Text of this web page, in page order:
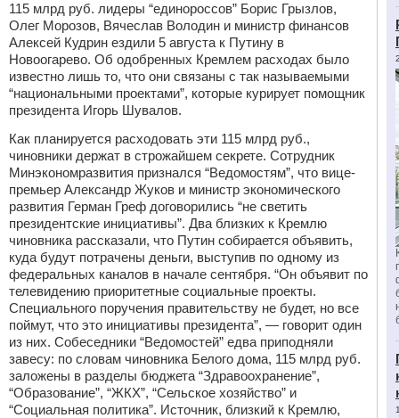
115 млрд руб. лидеры “единороссов” Борис Грызлов,
Олег Морозов, Вячеслав Володин и министр финансов
Алексей Кудрин ездили 5 августа к Путину в
Новоогарево. Об одобренных Кремлем расходах было
известно лишь то, что они связаны с так называемыми
“национальными проектами”, которые курирует помощник
президента Игорь Шувалов.
Как планируется расходовать эти 115 млрд руб.,
чиновники держат в строжайшем секрете. Сотрудник
Минэкономразвития признался “Ведомостям”, что вице-
премьер Александр Жуков и министр экономического
развития Герман Греф договорились “не светить
президентские инициативы”. Два близких к Кремлю
чиновника рассказали, что Путин собирается объявить,
куда будут потрачены деньги, выступив по одному из
федеральных каналов в начале сентября. “Он объявит по
телевидению приоритетные социальные проекты.
Специального поручения правительству не будет, но все
поймут, что это инициативы президента”, — говорит один
из них. Собеседники “Ведомостей” едва приподняли
завесу: по словам чиновника Белого дома, 115 млрд руб.
заложены в разделы бюджета “Здравоохранение”,
“Образование”, “ЖКХ”, “Сельское хозяйство” и
“Социальная политика”. Источник, близкий к Кремлю,